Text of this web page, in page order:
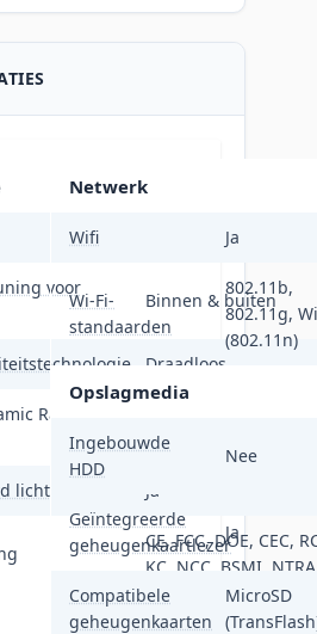
IP-
voor
Binnen & buiten
Draadloos
Range
licht Ja
CE, FCC, DOE, CEC,
KC, NCC, BSMI, NTRA
Netwerk
Wifi Ja
Wi-Fi-
standaarden
802.11b,
802.11g,
(802.11n)
Opslagmedia
Ingebouwde
HDD
Nee
Geïntegreerde
geheugenkaartlezer
Ja
Compatibele
geheugenkaarten
MicroSD